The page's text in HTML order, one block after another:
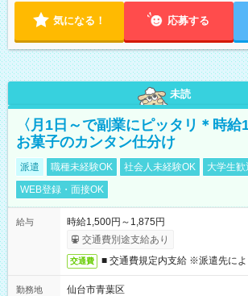
気になる！ 応募する
未読
〈月1日～で副業にピッタリ＊時給
お菓子のカンタン仕分け
派遣 職種未経験OK 社会人未経験OK 大学生歓
WEB登録・面接OK
給与
時給1,500円～1,875円
交通費別途支給あり
交通費 ■ 交通費規定内支給 ※派遣先によ
勤務地
仙台市青葉区